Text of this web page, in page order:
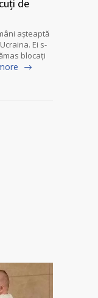
de
așteaptă
Ei s-
blocați